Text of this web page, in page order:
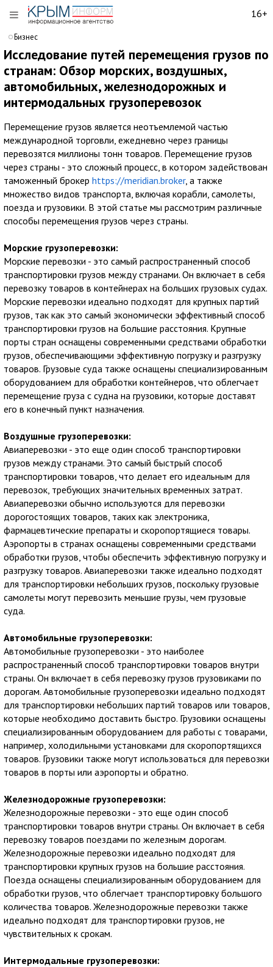
16+
Бизнес
Исследование путей перемещения грузов по
странам: Обзор морских, воздушных,
автомобильных, железнодорожных и
интермодальных грузоперевозок
Перемещение грузов является неотъемлемой частью
международной торговли, ежедневно через границы
перевозятся миллионы тонн товаров. Перемещение грузов
через страны - это сложный процесс, в котором задействован
таможенный брокер https://meridian.broker, а также
множество видов транспорта, включая корабли, самолеты,
поезда и грузовики. В этой статье мы рассмотрим различные
способы перемещения грузов через страны.
Морские грузоперевозки:
Морские перевозки - это самый распространенный способ
транспортировки грузов между странами. Он включает в себя
перевозку товаров в контейнерах на больших грузовых судах.
Морские перевозки идеально подходят для крупных партий
грузов, так как это самый экономически эффективный способ
транспортировки грузов на большие расстояния. Крупные
порты стран оснащены современными средствами обработки
грузов, обеспечивающими эффективную погрузку и разгрузку
товаров. Грузовые суда также оснащены специализированным
оборудованием для обработки контейнеров, что облегчает
перемещение груза с судна на грузовики, которые доставят
его в конечный пункт назначения.
Воздушные грузоперевозки:
Авиаперевозки - это еще один способ транспортировки
грузов между странами. Это самый быстрый способ
транспортировки товаров, что делает его идеальным для
перевозок, требующих значительных временных затрат.
Авиаперевозки обычно используются для перевозки
дорогостоящих товаров, таких как электроника,
фармацевтические препараты и скоропортящиеся товары.
Аэропорты в странах оснащены современными средствами
обработки грузов, чтобы обеспечить эффективную погрузку и
разгрузку товаров. Авиаперевозки также идеально подходят
для транспортировки небольших грузов, поскольку грузовые
самолеты могут перевозить меньшие грузы, чем грузовые
суда.
Автомобильные грузоперевозки:
Автомобильные грузоперевозки - это наиболее
распространенный способ транспортировки товаров внутри
страны. Он включает в себя перевозку грузов грузовиками по
дорогам. Автомобильные грузоперевозки идеально подходят
для транспортировки небольших партий товаров или товаров,
которые необходимо доставить быстро. Грузовики оснащены
специализированным оборудованием для работы с товарами,
например, холодильными установками для скоропортящихся
товаров. Грузовики также могут использоваться для перевозки
товаров в порты или аэропорты и обратно.
Железнодорожные грузоперевозки:
Железнодорожные перевозки - это еще один способ
транспортировки товаров внутри страны. Он включает в себя
перевозку товаров поездами по железным дорогам.
Железнодорожные перевозки идеально подходят для
транспортировки крупных грузов на большие расстояния.
Поезда оснащены специализированным оборудованием для
обработки грузов, что облегчает транспортировку большого
количества товаров. Железнодорожные перевозки также
идеально подходят для транспортировки грузов, не
чувствительных к срокам.
Интермодальные грузоперевозки: